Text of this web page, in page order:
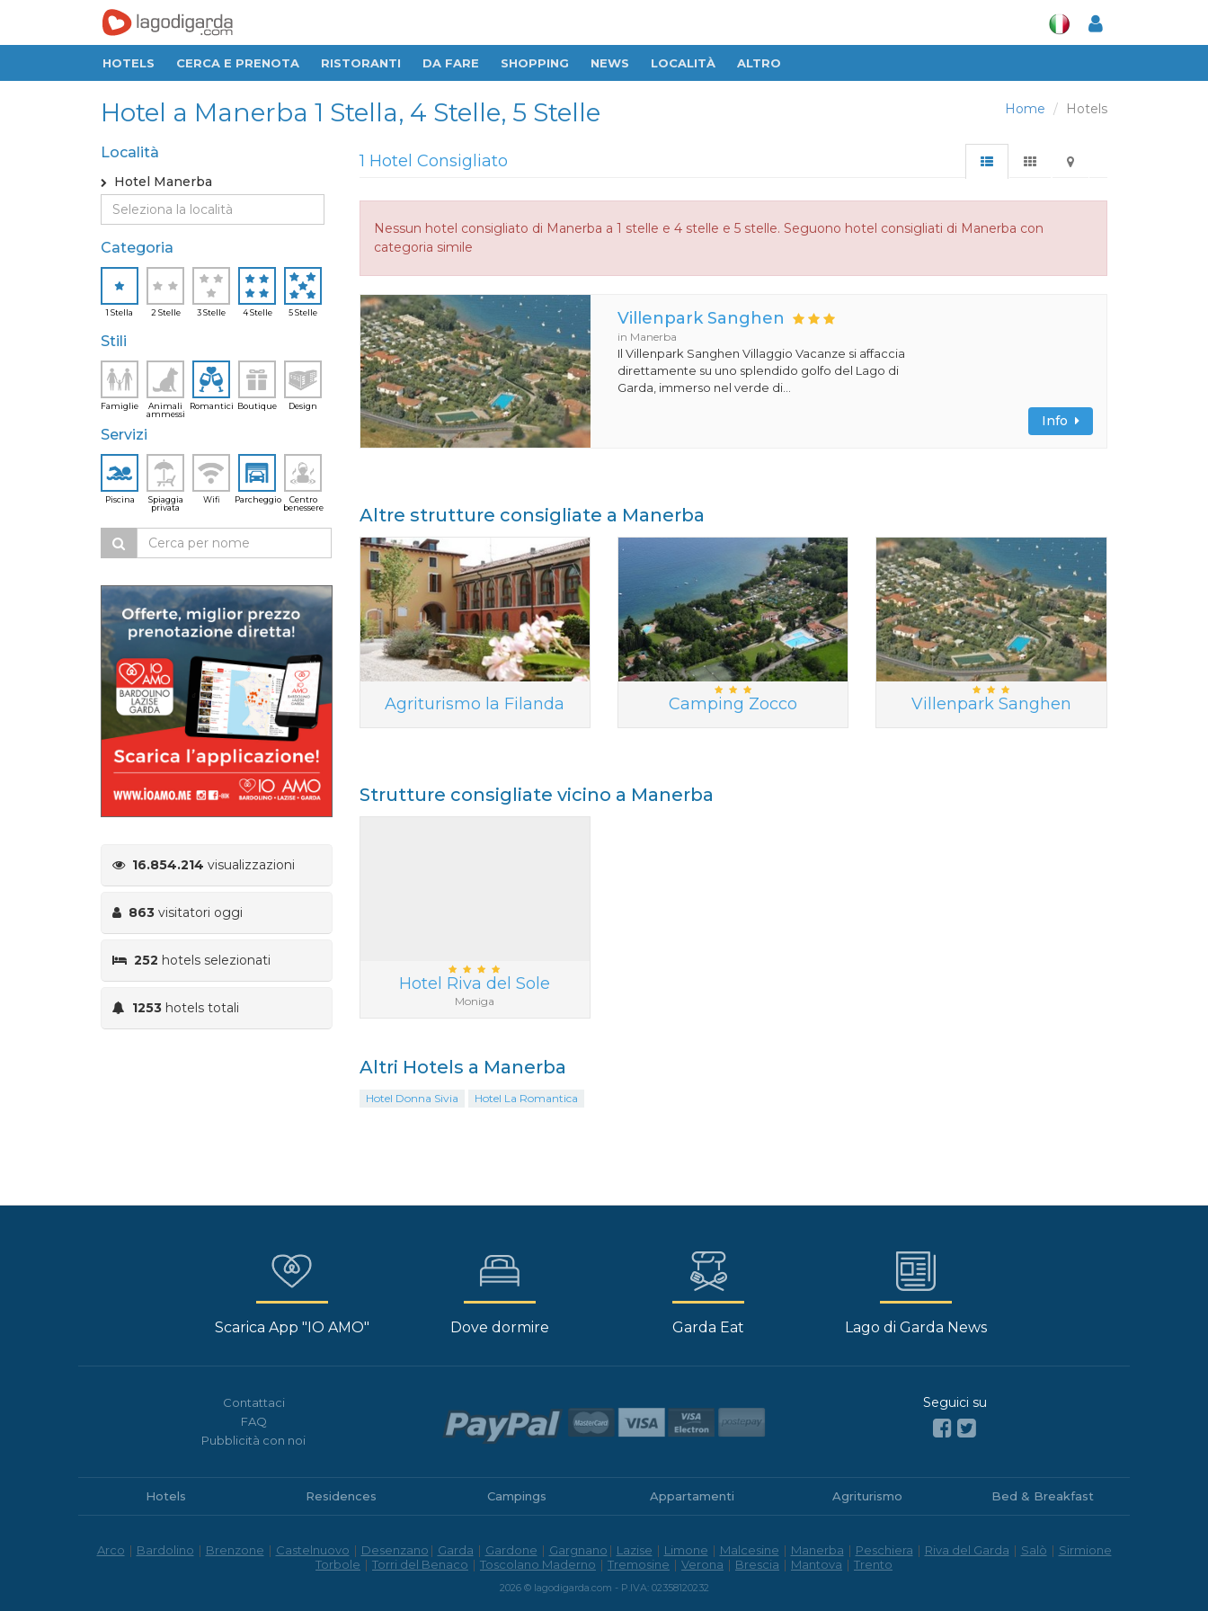
HOTELS CERCA E PRENOTA RISTORANTI DA FARE SHOPPING NEWS LOCALITÀ ALTRO
Home Hotels
Hotel a Manerba 1 Stella, 4 Stelle, 5 Stelle
Località
Hotel Manerba
Categoria
1 Stella 2 Stelle 3 Stelle 4 Stelle 5 Stelle
Stili
Famiglie
Animali
ammessi
Romantici Boutique Design
Servizi
Piscina
Spiaggia
privata
Wifi Parcheggio
Centro
benessere
16.854.214 visualizzazioni
863 visitatori oggi
252 hotels selezionati
1253 hotels totali
1 Hotel Consigliato
Nessun hotel consigliato di Manerba a 1 stelle e 4 stelle e 5 stelle. Seguono hotel consigliati di Manerba con
categoria simile
Villenpark Sanghen
in Manerba
Il Villenpark Sanghen Villaggio Vacanze si affaccia
direttamente su uno splendido golfo del Lago di
Garda, immerso nel verde di...
Info
Altre strutture consigliate a Manerba
Agriturismo la Filanda Camping Zocco Villenpark Sanghen
Strutture consigliate vicino a Manerba
Hotel Riva del Sole
Moniga
Altri Hotels a Manerba
Hotel Donna Sivia Hotel La Romantica
Scarica App "IO AMO" Dove dormire Garda Eat Lago di Garda News
Contattaci
FAQ
Pubblicità con noi
Seguici su
Hotels Residences Campings Appartamenti Agriturismo Bed & Breakfast
Arco | Bardolino | Brenzone | Castelnuovo | Desenzano | Garda | Gardone | Gargnano | Lazise | Limone | Malcesine | Manerba | Peschiera | Riva del Garda | Salò | Sirmione
Torbole | Torri del Benaco | Toscolano Maderno | Tremosine | Verona | Brescia | Mantova | Trento
2026 © lagodigarda.com - P.IVA: 02358120232